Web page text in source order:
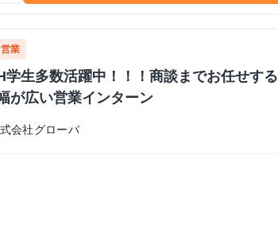
営業
学生多数活躍中！！！商談までお任せする
が広い営業インターン
会社グローバ